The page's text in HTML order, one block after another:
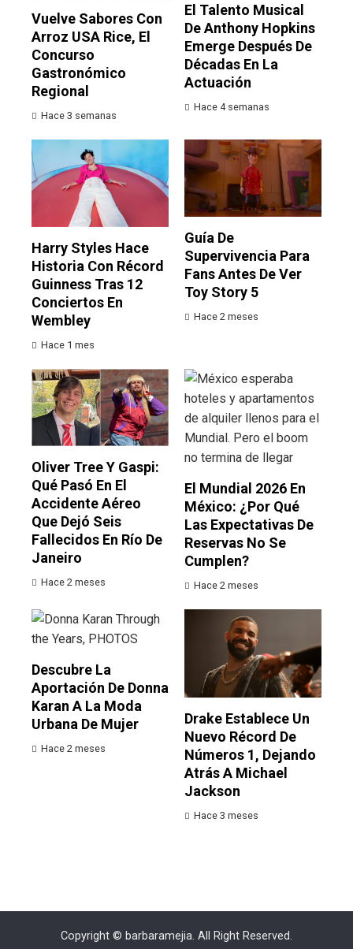
Vuelve Sabores Con
Arroz USA Rice, El
Concurso
Gastronómico
Regional
Hace 3 semanas
El Talento Musical
De Anthony Hopkins
Emerge Después De
Décadas En La
Actuación
Hace 4 semanas
Harry Styles Hace
Historia Con Récord
Guinness Tras 12
Conciertos En
Wembley
Hace 1 mes
Guía De
Supervivencia Para
Fans Antes De Ver
Toy Story 5
Hace 2 meses
Oliver Tree Y Gaspi:
Qué Pasó En El
Accidente Aéreo
Que Dejó Seis
Fallecidos En Río De
Janeiro
Hace 2 meses
El Mundial 2026 En
México: ¿por Qué
Las Expectativas De
Reservas No Se
Cumplen?
Hace 2 meses
Descubre La
Aportación De Donna
Karan A La Moda
Urbana De Mujer
Hace 2 meses
Drake Establece Un
Nuevo Récord De
Números 1, Dejando
Atrás A Michael
Jackson
Hace 3 meses
Copyright © barbaramejia. All Right Reserved.